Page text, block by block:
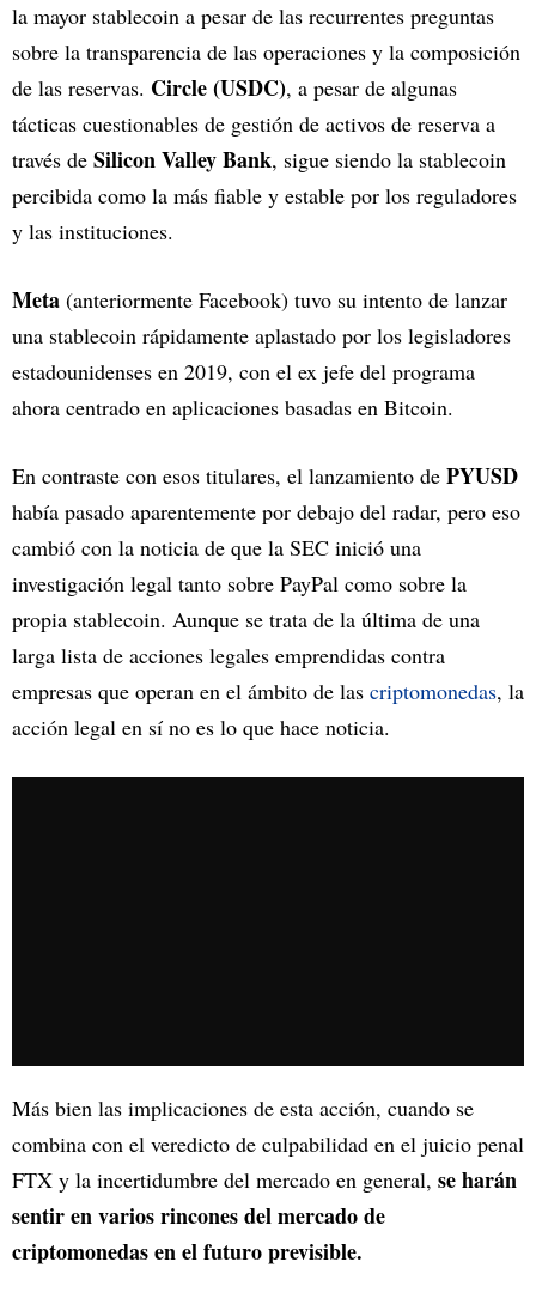
la mayor stablecoin a pesar de las recurrentes preguntas
sobre la transparencia de las operaciones y la composición
de las reservas. Circle (USDC), a pesar de algunas
tácticas cuestionables de gestión de activos de reserva a
través de Silicon Valley Bank, sigue siendo la stablecoin
percibida como la más fiable y estable por los reguladores
y las instituciones.
Meta (anteriormente Facebook) tuvo su intento de lanzar
una stablecoin rápidamente aplastado por los legisladores
estadounidenses en 2019, con el ex jefe del programa
ahora centrado en aplicaciones basadas en Bitcoin.
En contraste con esos titulares, el lanzamiento de PYUSD
había pasado aparentemente por debajo del radar, pero eso
cambió con la noticia de que la SEC inició una
investigación legal tanto sobre PayPal como sobre la
propia stablecoin. Aunque se trata de la última de una
larga lista de acciones legales emprendidas contra
empresas que operan en el ámbito de las criptomonedas, la
acción legal en sí no es lo que hace noticia.
Más bien las implicaciones de esta acción, cuando se
combina con el veredicto de culpabilidad en el juicio penal
FTX y la incertidumbre del mercado en general, se harán
sentir en varios rincones del mercado de
criptomonedas en el futuro previsible.